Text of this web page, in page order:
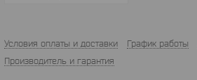
Условия оплаты и доставки График работы
Производитель и гарантия